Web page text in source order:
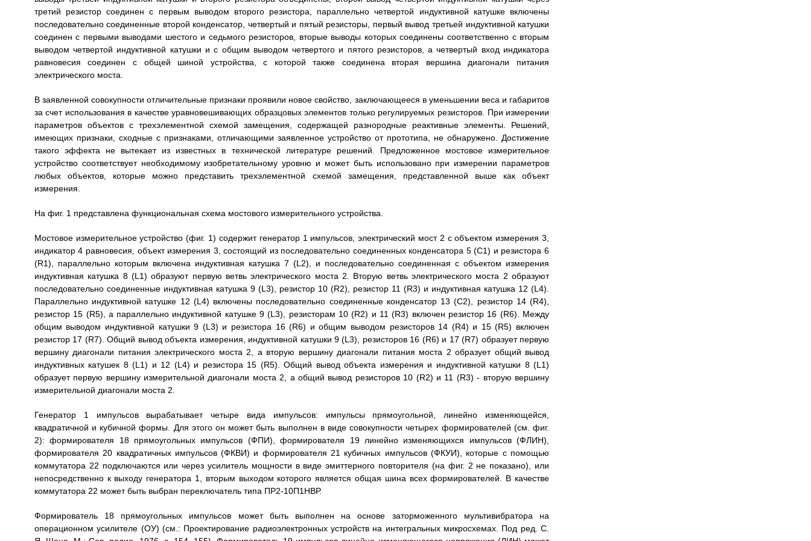
третий резистор соединен с первым выводом второго резистора, параллельно четвертой индуктивной катушке включены
последовательно соединенные второй конденсатор, четвертый и пятый резисторы, первый вывод третьей индуктивной катушки
соединен с первыми выводами шестого и седьмого резисторов, вторые выводы которых соединены соответственно с вторым
выводом четвертой индуктивной катушки и с общим выводом четвертого и пятого резисторов, а четвертый вход индикатора
равновесия соединен с общей шиной устройства, с которой также соединена вторая вершина диагонали питания
электрического моста.
В заявленной совокупности отличительные признаки проявили новое свойство, заключающееся в уменьшении веса и габаритов
за счет использования в качестве уравновешивающих образцовых элементов только регулируемых резисторов. При измерении
параметров объектов с трехэлементной схемой замещения, содержащей разнородные реактивные элементы. Решений,
имеющих признаки, сходные с признаками, отличающими заявленное устройство от прототипа, не обнаружено. Достижение
такого эффекта не вытекает из известных в технической литературе решений. Предложенное мостовое измерительное
устройство соответствует необходимому изобретательному уровню и может быть использовано при измерении параметров
любых объектов, которые можно представить трехэлементной схемой замещения, представленной выше как объект
измерения.
На фиг. 1 представлена функциональная схема мостового измерительного устройства.
Мостовое измерительное устройство (фиг. 1) содержит генератор 1 импульсов, электрический мост 2 с объектом измерения 3,
индикатор 4 равновесия, объект измерения 3, состоящий из последовательно соединенных конденсатора 5 (C1) и резистора 6
(R1), параллельно которым включена индуктивная катушка 7 (L2), и последовательно соединенная с объектом измерения
индуктивная катушка 8 (L1) образуют первую ветвь электрического моста 2. Вторую ветвь электрического моста 2 образуют
последовательно соединенные индуктивная катушка 9 (L3), резистор 10 (R2), резистор 11 (R3) и индуктивная катушка 12 (L4).
Параллельно индуктивной катушке 12 (L4) включены последовательно соединенные конденсатор 13 (C2), резистор 14 (R4),
резистор 15 (R5), а параллельно индуктивной катушке 9 (L3), резисторам 10 (R2) и 11 (R3) включен резистор 16 (R6). Между
общим выводом индуктивной катушки 9 (L3) и резистора 16 (R6) и общим выводом резисторов 14 (R4) и 15 (R5) включен
резистор 17 (R7). Общий вывод объекта измерения, индуктивной катушки 9 (L3), резисторов 16 (R6) и 17 (R7) образует первую
вершину диагонали питания электрического моста 2, а вторую вершину диагонали питания моста 2 образует общий вывод
индуктивных катушек 8 (L1) и 12 (L4) и резистора 15 (R5). Общий вывод объекта измерения и индуктивной катушки 8 (L1)
образует первую вершину измерительной диагонали моста 2, а общий вывод резисторов 10 (R2) и 11 (R3) - вторую вершину
измерительной диагонали моста 2.
Генератор 1 импульсов вырабатывает четыре вида импульсов: импульсы прямоугольной, линейно изменяющейся,
квадратичной и кубичной формы. Для этого он может быть выполнен в виде совокупности четырех формирователей (см. фиг.
2): формирователя 18 прямоугольных импульсов (ФПИ), формирователя 19 линейно изменяющихся импульсов (ФЛИН),
формирователя 20 квадратичных импульсов (ФКВИ) и формирователя 21 кубичных импульсов (ФКУИ), которые с помощью
коммутатора 22 подключаются или через усилитель мощности в виде эмиттерного повторителя (на фиг. 2 не показано), или
непосредственно к выходу генератора 1, вторым выходом которого является общая шина всех формирователей. В качестве
коммутатора 22 может быть выбран переключатель типа ПР2-10П1НВР.
Формирователь 18 прямоугольных импульсов может быть выполнен на основе заторможенного мультивибратора на
операционном усилителе (ОУ) (см.: Проектирование радиоэлектронных устройств на интегральных микросхемах. Под ред. С.